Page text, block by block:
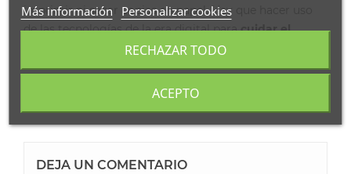
imprimir ni sacar copias en papel. Hay que hacer uso
de las tecnologías de la era digital paracuidar el
Productos biodegradables
ambiente
DEJA UN COMENTARIO
Más información Personalizar cookies
RECHAZAR TODO
ACEPTO